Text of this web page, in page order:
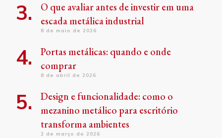
O que avaliar antes de investir em uma
escada metálica industrial
8 de maio de 2026
Portas metálicas: quando e onde
comprar
8 de abril de 2026
Design e funcionalidade: como o
mezanino metálico para escritório
transforma ambientes
2 de março de 2026